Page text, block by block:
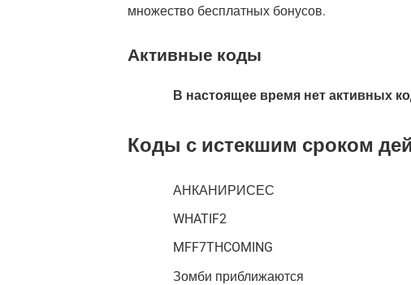
множество бесплатных бонусов.
Активные коды
В настоящее время нет активных
Коды с истекшим сроком
АНКАНИРИСЕС
WHATIF2
MFF7THCOMING
Зомби приближаются